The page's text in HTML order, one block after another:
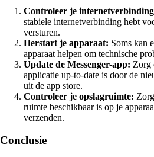
Controleer je
stabiele internetverbinding hebt
versturen.
Herstart je apparaat: Soms kan
apparaat helpen om technische
Update de Messenger-app: Zorg
applicatie up-to-date is door de
uit de app store.
Controleer je opslagruimte:
ruimte beschikbaar is op je
verzenden.
Conclusie